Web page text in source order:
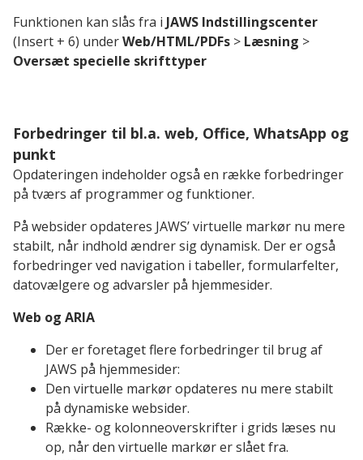
Funktionen kan slås fra i JAWS Indstillingscenter
(Insert + 6) underWeb/HTML/PDFs > Læsning >
Oversæt specielle skrifttyper
Forbedringer til bl.a. web, Office, WhatsApp og
punkt
Opdateringen indeholder også en række forbedringer
på tværs af programmer og funktioner.
På websider opdateres JAWS’ virtuelle markør nu mere
stabilt, når indhold ændrer sig dynamisk. Der er også
forbedringer ved navigation i tabeller, formularfelter,
datovælgere og advarsler på hjemmesider.
Web og ARIA
Der er foretaget flere forbedringer til brug af
JAWS på hjemmesider:
Den virtuelle markør opdateres nu mere stabilt
på dynamiske websider.
Række- og kolonneoverskrifter i grids læses nu
op, når den virtuelle markør er slået fra.